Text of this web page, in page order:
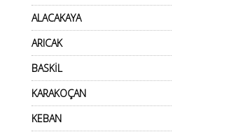
ALACAKAYA
ARICAK
BASKİL
KARAKOÇAN
KEBAN